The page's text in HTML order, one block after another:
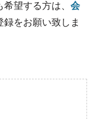
望する方は、 会
をお願い致しま